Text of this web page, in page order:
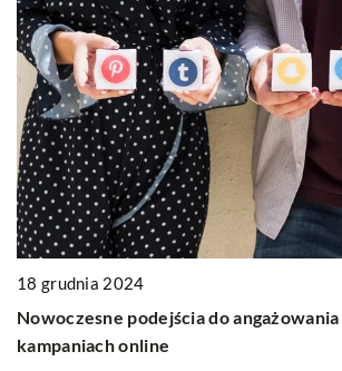
w
05 października 2023
zacząć swoją przygodę z